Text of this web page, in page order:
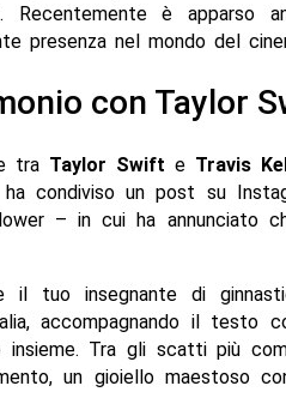
Recentemente è apparso
presenza nel mondo del
con Taylor
tra Taylor Swift e Travis
condiviso un post su
– in cui ha annunciato
il tuo insegnante di
accompagnando il testo
Tra gli scatti più
un gioiello maestoso